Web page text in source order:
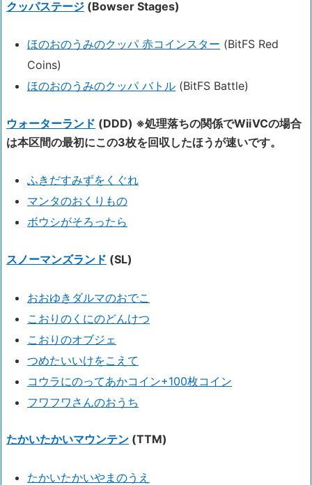
クッパステージ (Bowser Stages)
ほのおのうみのクッパ 赤コインスター (BitFS Red
Coins)
ほのおのうみのクッパ バトル (BitFS Battle)
ウォーターランド (DDD) ※処理落ちの関係でWiiVCの場合
は本区間の最初にこの3枚を回収したほうが速いです。
ふきだすみずをくぐれ
マンタのおくりもの
ボウシがそろったら
スノーマンズランド (SL)
おおゆきダルマのおでこ
こおりのくにのどんけつ
こおりのオブジェ
つめたいいけをこえて
コウラにのってあかコイン+100枚コイン
フワフワさんのおうち
たかいたかいマウンテン (TTM)
たかいたかいやまのうえ